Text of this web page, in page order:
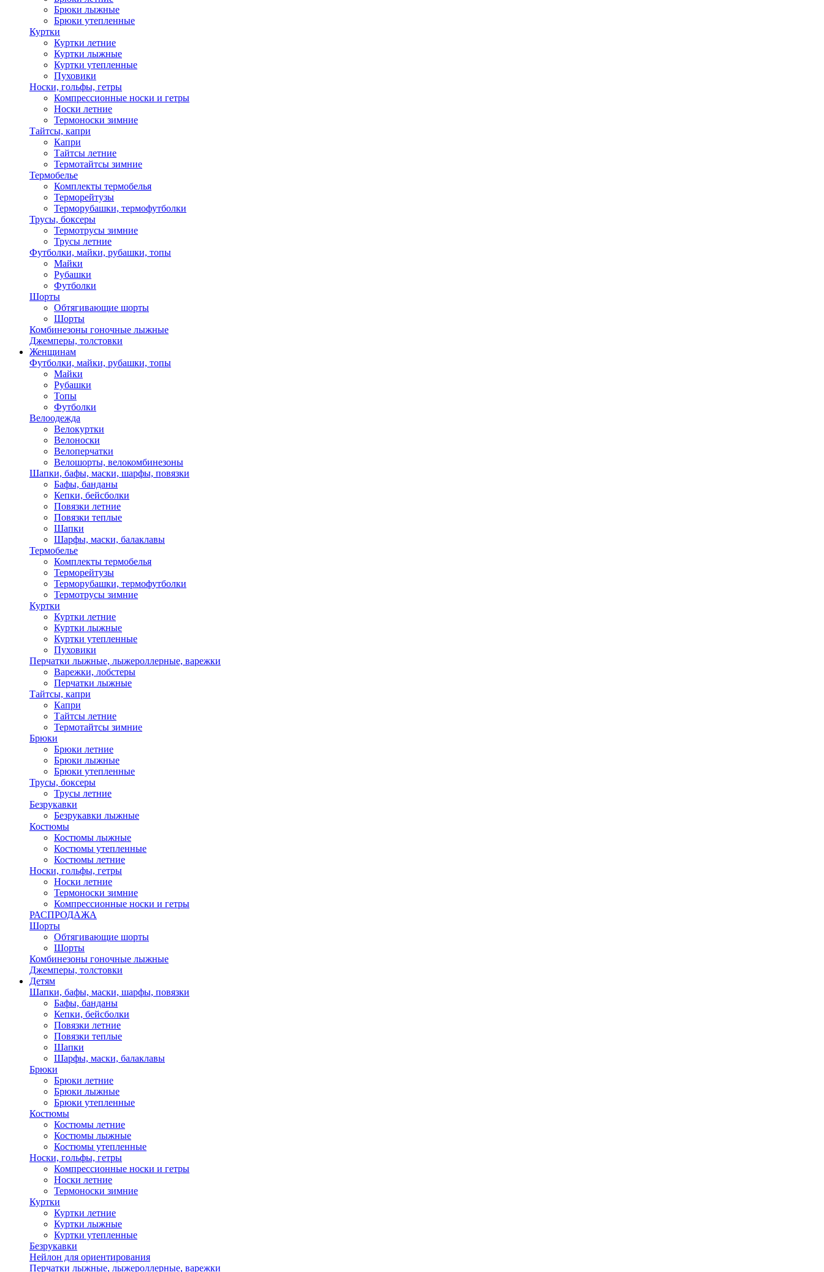
Брюки лыжные
Брюки утепленные
Куртки
Куртки летние
Куртки лыжные
Куртки утепленные
Пуховики
Носки, гольфы, гетры
Компрессионные носки и гетры
Носки летние
Термоноски зимние
Тайтсы, капри
Капри
Тайтсы летние
Термотайтсы зимние
Термобелье
Комплекты термобелья
Терморейтузы
Терморубашки, термофутболки
Трусы, боксеры
Термотрусы зимние
Трусы летние
Футболки, майки, рубашки, топы
Майки
Рубашки
Футболки
Шорты
Обтягивающие шорты
Шорты
Комбинезоны гоночные лыжные
Джемперы, толстовки
Женщинам
Футболки, майки, рубашки, топы
Майки
Рубашки
Топы
Футболки
Велоодежда
Велокуртки
Велоноски
Велоперчатки
Велошорты, велокомбинезоны
Шапки, бафы, маски, шарфы, повязки
Бафы, банданы
Кепки, бейсболки
Повязки летние
Повязки теплые
Шапки
Шарфы, маски, балаклавы
Термобелье
Комплекты термобелья
Терморейтузы
Терморубашки, термофутболки
Термотрусы зимние
Куртки
Куртки летние
Куртки лыжные
Куртки утепленные
Пуховики
Перчатки лыжные, лыжероллерные, варежки
Варежки, лобстеры
Перчатки лыжные
Тайтсы, капри
Капри
Тайтсы летние
Термотайтсы зимние
Брюки
Брюки летние
Брюки лыжные
Брюки утепленные
Трусы, боксеры
Трусы летние
Безрукавки
Безрукавки лыжные
Костюмы
Костюмы лыжные
Костюмы утепленные
Костюмы летние
Носки, гольфы, гетры
Носки летние
Термоноски зимние
Компрессионные носки и гетры
РАСПРОДАЖА
Шорты
Обтягивающие шорты
Шорты
Комбинезоны гоночные лыжные
Джемперы, толстовки
Детям
Шапки, бафы, маски, шарфы, повязки
Бафы, банданы
Кепки, бейсболки
Повязки летние
Повязки теплые
Шапки
Шарфы, маски, балаклавы
Брюки
Брюки летние
Брюки лыжные
Брюки утепленные
Костюмы
Костюмы летние
Костюмы лыжные
Костюмы утепленные
Носки, гольфы, гетры
Компрессионные носки и гетры
Носки летние
Термоноски зимние
Куртки
Куртки летние
Куртки лыжные
Куртки утепленные
Безрукавки
Нейлон для ориентирования
Перчатки лыжные, лыжероллерные, варежки